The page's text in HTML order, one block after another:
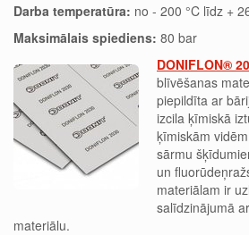
Darba temperatūra: no - 200 °C līdz +
Maksimālais spiediens: 80 bar
DONIFLON®
blīvēšanas
piepildīta ar
izcila ķīmiskā
ķīmiskām
sārmu
un
materiālam ir
salīdzinājumā
materiālu.